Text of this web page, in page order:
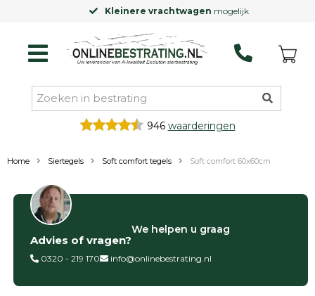
Kleinere vrachtwagenmogelijk
946 waarderingen
Home Siertegels Soft comfort tegels Soft comfort 60x60cm
Filter op
Categorieën
Betontegels
Advies of vragen?
We helpen u graag
0320 - 219 170 info@onlinebestrating.nl